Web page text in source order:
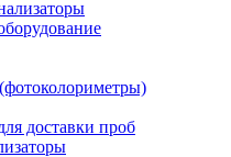
доставки проб